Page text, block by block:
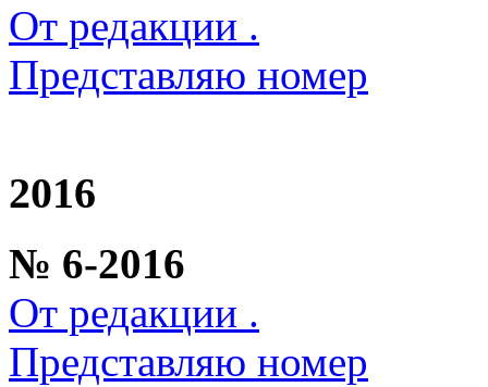
От редакции .
Представляю номер
2016
№ 6-2016
От редакции .
Представляю номер